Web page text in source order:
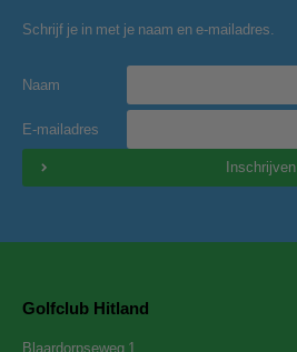
Schrijf je in met je naam en e-mailadres.
Naam
E-mailadres
Inschrijven
Golfclub Hitland
Blaardorpseweg 1